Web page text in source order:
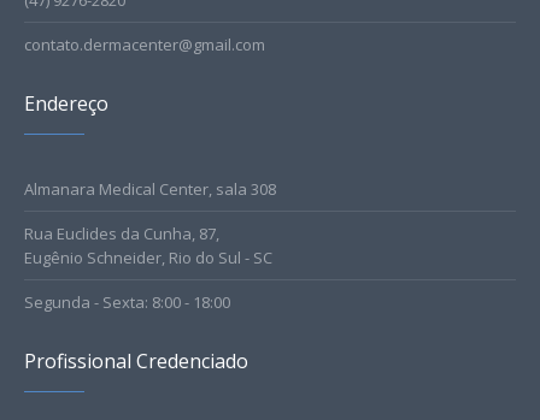
contato.dermacenter@gmail.com
Endereço
Almanara Medical Center, sala 308
Rua Euclides da Cunha, 87,
Eugênio Schneider, Rio do Sul - SC
Segunda - Sexta: 8:00 - 18:00
Profissional Credenciado